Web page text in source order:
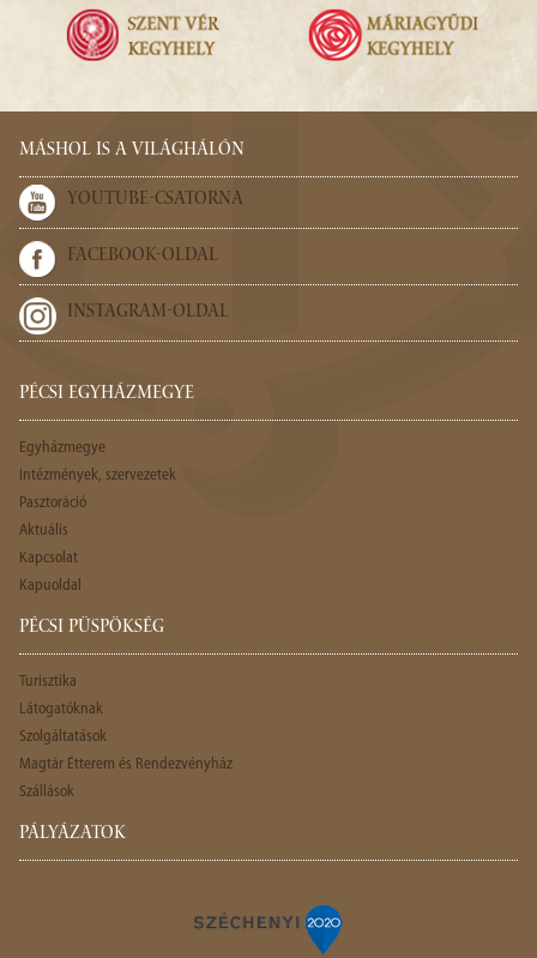
MÁSHOL IS A VILÁGHÁLÓN
YOUTUBE-CSATORNA
FACEBOOK-OLDAL
INSTAGRAM-OLDAL
PÉCSI EGYHÁZMEGYE
Egyházmegye
Intézmények, szervezetek
Pasztoráció
Aktuális
Kapcsolat
Kapuoldal
PÉCSI PÜSPÖKSÉG
Turisztika
Látogatóknak
Szolgáltatások
Magtár Étterem és Rendezvényház
Szállások
PÁLYÁZATOK